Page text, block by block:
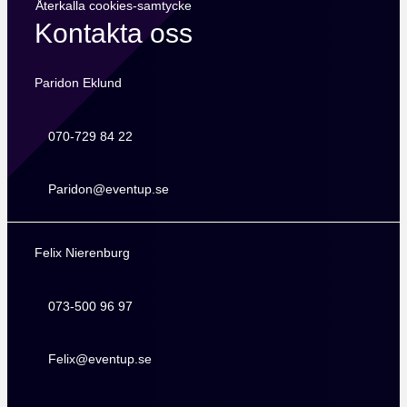
Återkalla cookies-samtycke
Kontakta oss
Paridon Eklund
070-729 84 22
070-729 84 22
Paridon@eventup.se
Paridon@eventup.se
Felix Nierenburg
073-500 96 97
073-500 96 97
Felix@eventup.se
Felix@eventup.se